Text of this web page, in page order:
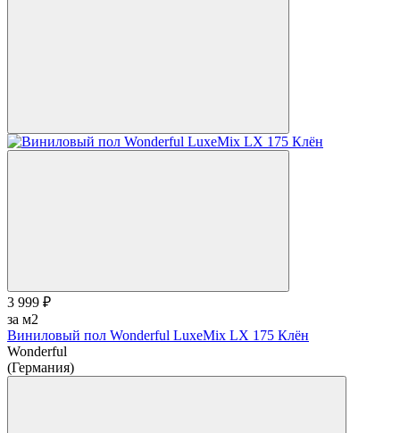
3 999 ₽
за м2
Виниловый пол Wonderful LuxeMix LX 175 Клён
Wonderful
(Германия)